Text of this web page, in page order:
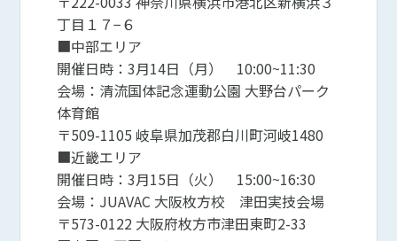
丁目１７−６
■中部エリア
開催日時：3月14日（月） 10:00~11:30
会場：清流国体記念運動公園 大野台パーク
体育館
〒509-1105 岐阜県加茂郡白川町河岐1480
■近畿エリア
開催日時：3月15日（火） 15:00~16:30
会場：JUAVAC 大阪枚方校 津田実技会場
〒573-0122 大阪府枚方市津田東町2-33